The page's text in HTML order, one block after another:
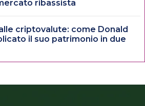
ribassista
criptovalute: come Donald
il suo patrimonio in due